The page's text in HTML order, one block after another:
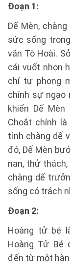
Đoạn 1:
Dế Mèn,
sức sống
văn Tô Hoài.
cái vuốt nhọn
chí tự phong
chính sự ngạo
khiến Dế
Choắt chính
tỉnh chàng dế
đó, Dế Mèn
nan, thử
chàng dế
sống có trách
Đoạn 2:
Hoàng tử bé
Hoàng Tử Bé
đến từ một